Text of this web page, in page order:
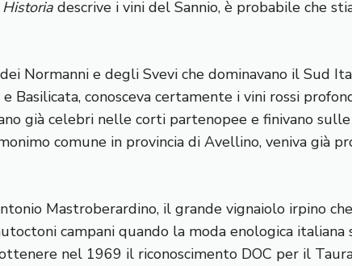
descrive i vini del Sannio, è probabile che
Normanni e degli Svevi che dominavano il Sud
Basilicata, conosceva certamente i vini rossi
già celebri nelle corti partenopee e finivano
comune in provincia di Avellino, veniva già
Mastroberardino, il grande vignaiolo irpino
campani quando la moda enologica italiana
nel 1969 il riconoscimento DOC per il